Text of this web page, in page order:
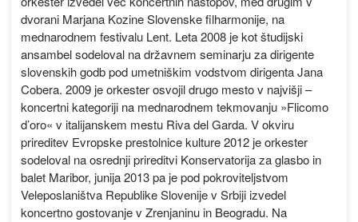
dvorani Marjana Kozine Slovenske filharmonije, na
mednarodnem festivalu Lent. Leta 2008 je kot študijski
ansambel sodeloval na državnem seminarju za dirigente
slovenskih godb pod umetniškim vodstvom dirigenta Jana
Cobera. 2009 je orkester osvojil drugo mesto v najvišji –
koncertni kategoriji na mednarodnem tekmovanju »Flicomo
d’oro« v italijanskem mestu Riva del Garda. V okviru
prireditev Evropske prestolnice kulture 2012 je orkester
sodeloval na osrednji prireditvi Konservatorija za glasbo in
balet Maribor, junija 2013 pa je pod pokroviteljstvom
Veleposlaništva Republike Slovenije v Srbiji izvedel
koncertno gostovanje v Zrenjaninu in Beogradu. Na